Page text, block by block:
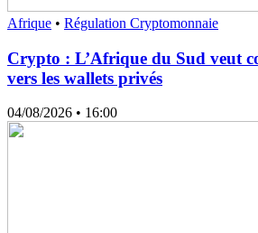
Afrique • Régulation Cryptomonnaie
Crypto : L’Afrique du Sud veut
vers les wallets privés
04/08/2026 • 16:00